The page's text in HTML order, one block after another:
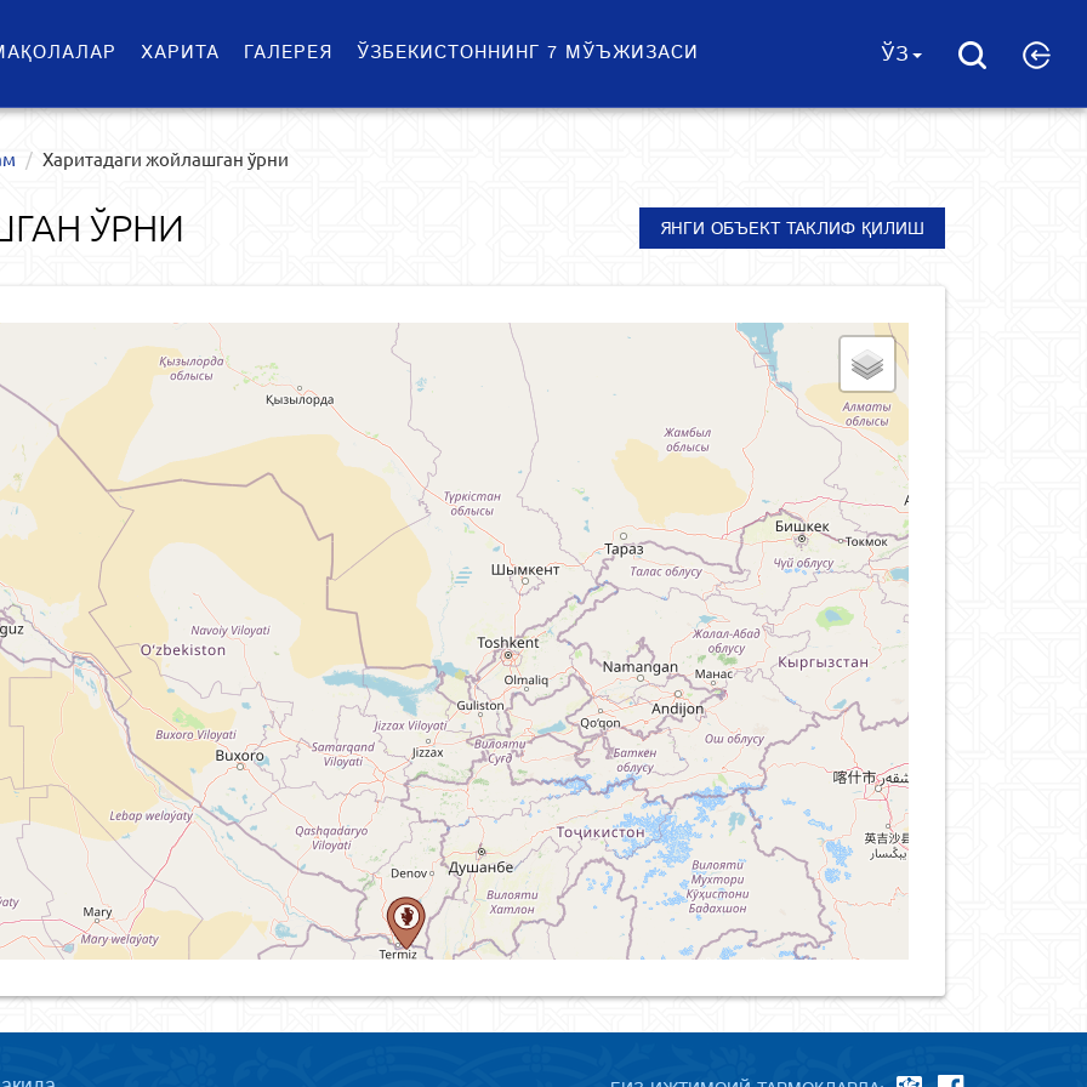
ХАРИТА ГАЛЕРЕЯ ЎЗБЕКИСТОННИНГ 7 МЎЪЖИЗАСИ ЎЗ
Харитадаги жойлашган ўрни
ЎРНИ ЯНГИ ОБЪЕКТ ТАКЛИФ ҚИЛИШ